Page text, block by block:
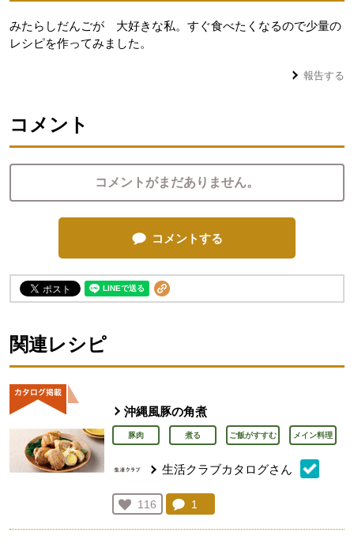
みたらしだんごが 大好きな私。すぐ食べたくなるので少量の
レシピを作ってみました。
報告する
コメント
コメントがまだありません。
コメントする
関連レシピ
沖縄風豚の角煮
豚肉 煮る ご飯がすすむ メイン料理
生活クラブカタログさん
お気に入り登録：
116
人が登録
コメント：
1